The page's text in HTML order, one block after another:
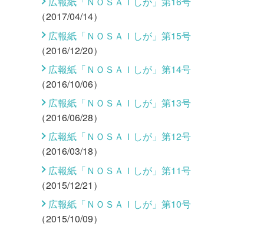
（2017/04/14）
広報紙「ＮＯＳＡＩしが」第15号
（2016/12/20）
広報紙「ＮＯＳＡＩしが」第14号
（2016/10/06）
広報紙「ＮＯＳＡＩしが」第13号
（2016/06/28）
広報紙「ＮＯＳＡＩしが」第12号
（2016/03/18）
広報紙「ＮＯＳＡＩしが」第11号
（2015/12/21）
広報紙「ＮＯＳＡＩしが」第10号
（2015/10/09）